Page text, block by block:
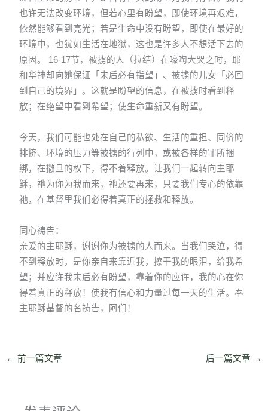
也许无法改变环境，但若心里有盼望，即使环境再艰难，
依然能够看到亮光；若是生命中没有盼望，即使在最好的
环境中，也犹如生活在地狱，这也是许多人不想活下去的
原因。 16-17节，被掳的人（拉结）在嚎啕大哭之时，耶
和华神却向她保证「末后必有指望」、被掳的儿女「必回
到自己的境界」。这就是盼望的信息，在被掳时看到释
放；在绝望中看到希望；使生命重新又有盼望。
今天，我们可能也处在自己的私欲、生活的重担、同侪的
排挤、环境的压力等被掳的行列中，或被各样的罪所捆
绑，在撒旦的权下，得不着释放。让我们一起转向主耶
稣，祂为你为我而来，祂还要再来，只要我们专心的依靠
祂，在基督里我们必得着真正的拯救和释放。
同心祷告：
亲爱的主耶稣，谢谢你为被掳的人而来。当我们哭泣，得
不到释放时，是你亲自来靠近我，擦干我的眼泪，给我希
望；并应许我末后必有盼望，靠着你的应许，我的心在你
得着真正的释放！使我有信心和力量过每一天的生活。奉
主耶稣基督的名祷告，阿们！
← 前一篇文章 后一篇文章 →